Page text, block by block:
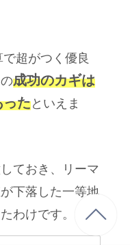
超がつく優良
成功のカギは
ったといえま
ておき、リーマ
下落した一等地
わけです。